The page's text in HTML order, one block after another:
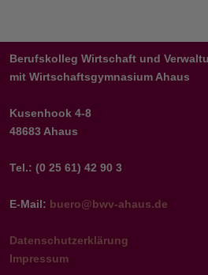
Berufskolleg Wirtschaft und
mit Wirtschaftsgymnasium Ahaus
Kusenhook 4-8
48683 Ahaus
Tel.: (0 25 61) 42 90 3
E-Mail: buero@bwv-ahaus.de
Datenschutzerklärung
Impressum